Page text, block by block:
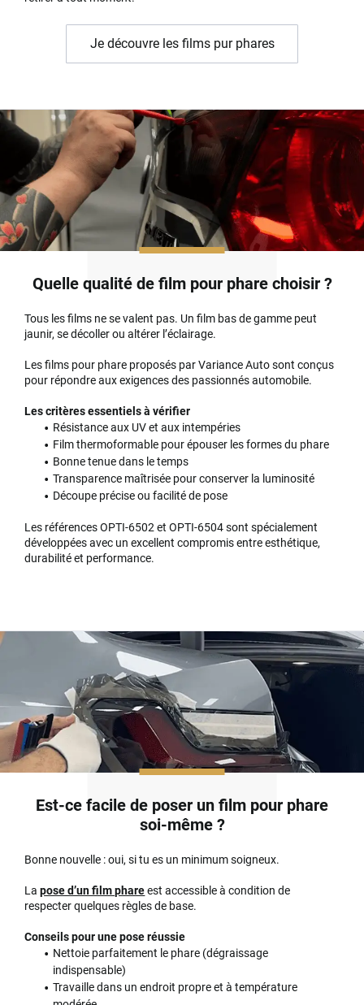
Je découvre les films pur phares
Quelle qualité de film pour phare choisir ?
Tous les films ne se valent pas. Un film bas de gamme peut
jaunir, se décoller ou altérer l’éclairage.
Les films pour phare proposés par Variance Auto sont conçus
pour répondre aux exigences des passionnés automobile.
Les critères essentiels à vérifier
Résistance aux UV et aux intempéries
Film thermoformable pour épouser les formes du phare
Bonne tenue dans le temps
Transparence maîtrisée pour conserver la luminosité
Découpe précise ou facilité de pose
Les références OPTI-6502 et OPTI-6504 sont spécialement
développées avec un excellent compromis entre esthétique,
durabilité et performance.
Est-ce facile de poser un film pour phare
soi-même ?
Bonne nouvelle : oui, si tu es un minimum soigneux.
Lapose d’un film phareest accessible à condition de
respecter quelques règles de base.
Conseils pour une pose réussie
Nettoie parfaitement le phare (dégraissage
indispensable)
Travaille dans un endroit propre et à température